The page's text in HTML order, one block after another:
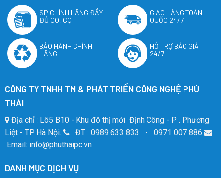
SP CHÍNH HÃNG ĐẦY
ĐỦ CO, CQ
GIAO HÀNG TOÀN
QUỐC 24/7
BẢO HÀNH CHÍNH
HÃNG
HỖ TRỢ BÁO GIÁ
24/7
CÔNG TY TNHH TM & PHÁT TRIỂN CÔNG NGHỆ PHÚ
THÁI
Địa chỉ : Lô5 B10 - Khu đô thị mới Định Công - P . Phương
Liệt - TP Hà Nội.
ĐT : 0989 633 833 - 0971 007 886
Email: info@phuthaipc.vn
DANH MỤC DỊCH VỤ